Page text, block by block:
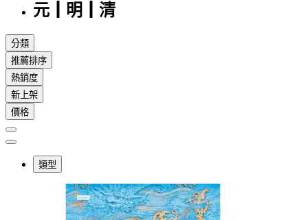
元┃明┃清
分類
推薦排序
熱銷度
新上架
價格
類型